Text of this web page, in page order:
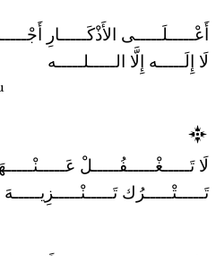
أَعْـــــلَـــــى الأَذْكَـــــارِ
لَا إِلَـــــه إِلَّا الـــــلـــــه
لَا تَـــــغْـــــفُـــــلْ
تَـــــتْـــــرُك